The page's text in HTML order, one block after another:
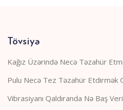
Tövsiyə
Kağız Üzərində Necə Təzahür
Pulu Necə Tez Təzahür Etdirmək
Vibrasiyanı Qaldıranda Nə Baş